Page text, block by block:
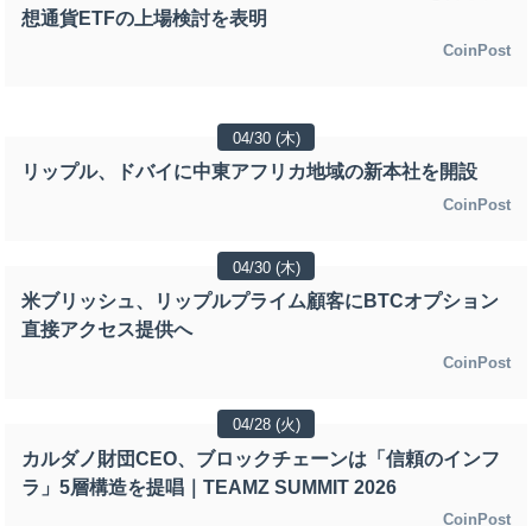
想通貨ETFの上場検討を表明
CoinPost
04/30 (木)
リップル、ドバイに中東アフリカ地域の新本社を開設
CoinPost
04/30 (木)
米ブリッシュ、リップルプライム顧客にBTCオプション
直接アクセス提供へ
CoinPost
04/28 (火)
カルダノ財団CEO、ブロックチェーンは「信頼のインフ
ラ」5層構造を提唱｜TEAMZ SUMMIT 2026
CoinPost